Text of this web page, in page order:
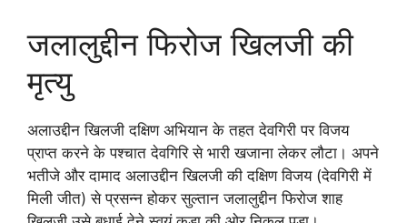
जलालुद्दीन फिरोज खिलजी की
मृत्यु
अलाउद्दीन खिलजी दक्षिण अभियान के तहत देवगिरी पर विजय
प्राप्त करने के पश्चात देवगिरि से भारी खजाना लेकर लौटा। अपने
भतीजे और दामाद अलाउद्दीन खिलजी की दक्षिण विजय (देवगिरी में
मिली जीत) से प्रसन्न होकर सुल्तान जलालुद्दीन फिरोज शाह